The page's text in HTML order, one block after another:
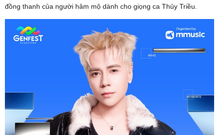
đồng thanh của người hâm mộ dành cho giọng ca Thủy Triều.